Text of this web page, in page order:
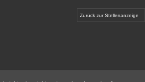
Zurück zur Stellenanzeige